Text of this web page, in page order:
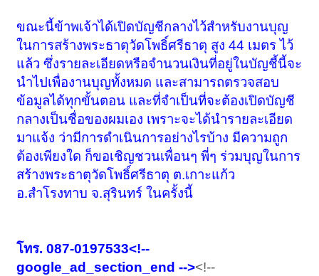
ขณะนี้ข้าพเจ้าได้เปิดบัญชีกลางไว้สำหรับงานบุญ
ในการสร้างพระธาตุวัดโพธิ์ศรีธาตุ สูง 44 เมตร ไว้
แล้ว ซึ่งรายละเอียดหรือจำนวนเงินที่อยู่ในบัญชี้นี้จะ
นำไปเพื่องานบุญทั้งหมด และสามารถตรวจสอบ
ข้อมูลได้ทุกขั้นตอน และที่จำเป็นที่จะต้องเปิดบัญชี
กลางเป็นชื่อของผมเอง เพราะจะได้นำรายละเอียด
มาแจ้ง ว่ามีการดำเนินการอย่างไรบ้าง มีความถูก
ต้องเพียงใด ก็ขอเชิญชวนเพื่อนๆ พี่ๆ ร่วมบุญในการ
สร้างพระธาตุวัดโพธิ์ศรีธาตุ ต.เกาะแก้ว
อ.สำโรงทาบ จ.สุรินทร์ ในครั้งนี้
โทร. 087-0197533<!--
google_ad_section_end --><!--